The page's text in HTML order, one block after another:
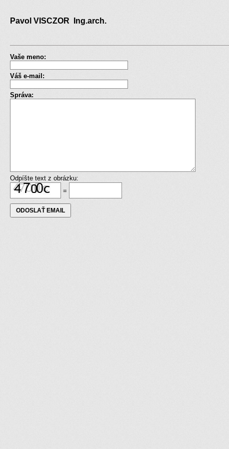
Pavol VISCZOR Ing.arch.
Vaše meno:
Váš e-mail:
Správa:
Odpíšte text z obrázku:
=